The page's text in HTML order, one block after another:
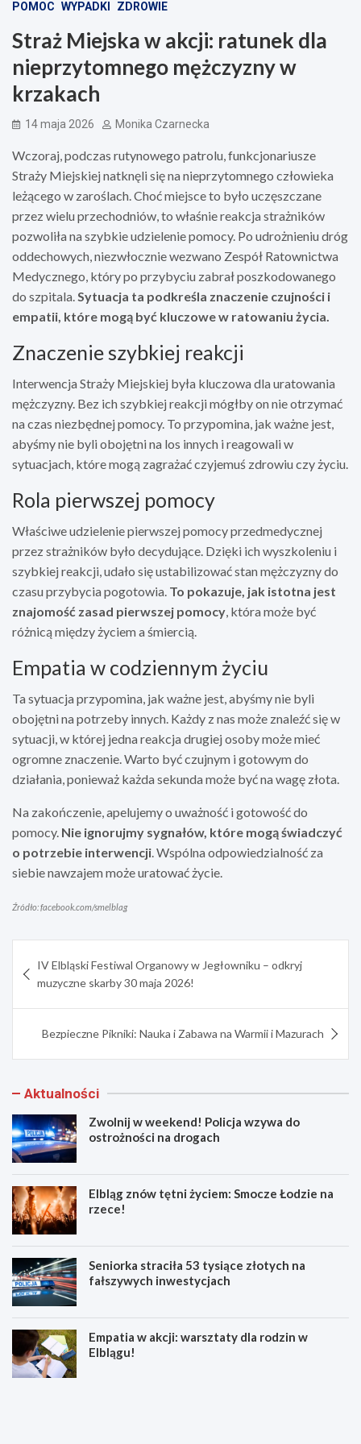
POMOC WYPADKI ZDROWIE
Straż Miejska w akcji: ratunek dla
nieprzytomnego mężczyzny w
krzakach
14 maja 2026 Monika Czarnecka
Wczoraj, podczas rutynowego patrolu, funkcjonariusze
Straży Miejskiej natknęli się na nieprzytomnego człowieka
leżącego w zaroślach. Choć miejsce to było uczęszczane
przez wielu przechodniów, to właśnie reakcja strażników
pozwoliła na szybkie udzielenie pomocy. Po udrożnieniu dróg
oddechowych, niezwłocznie wezwano Zespół Ratownictwa
Medycznego, który po przybyciu zabrał poszkodowanego
do szpitala.Sytuacja ta podkreśla znaczenie czujności i
empatii, które mogą być kluczowe w ratowaniu życia.
Znaczenie szybkiej reakcji
Interwencja Straży Miejskiej była kluczowa dla uratowania
mężczyzny. Bez ich szybkiej reakcji mógłby on nie otrzymać
na czas niezbędnej pomocy. To przypomina, jak ważne jest,
abyśmy nie byli obojętni na los innych i reagowali w
sytuacjach, które mogą zagrażać czyjemuś zdrowiu czy życiu.
Rola pierwszej pomocy
Właściwe udzielenie pierwszej pomocy przedmedycznej
przez strażników było decydujące. Dzięki ich wyszkoleniu i
szybkiej reakcji, udało się ustabilizować stan mężczyzny do
czasu przybycia pogotowia. To pokazuje, jak istotna jest
znajomość zasad pierwszej pomocy, która może być
różnicą między życiem a śmiercią.
Empatia w codziennym życiu
Ta sytuacja przypomina, jak ważne jest, abyśmy nie byli
obojętni na potrzeby innych. Każdy z nas może znaleźć się w
sytuacji, w której jedna reakcja drugiej osoby może mieć
ogromne znaczenie. Warto być czujnym i gotowym do
działania, ponieważ każda sekunda może być na wagę złota.
Na zakończenie, apelujemy o uważność i gotowość do
pomocy. Nie ignorujmy sygnałów, które mogą świadczyć
o potrzebie interwencji. Wspólna odpowiedzialność za
siebie nawzajem może uratować życie.
Źródło: facebook.com/smelblag
wpisu
IV Elbląski Festiwal Organowy w Jegłowniku – odkryj
muzyczne skarby 30 maja 2026!
Bezpieczne Pikniki: Nauka i Zabawa na Warmii i Mazurach
Aktualności
Zwolnij w weekend! Policja wzywa do
ostrożności na drogach
Elbląg znów tętni życiem: Smocze Łodzie na
rzece!
Seniorka straciła 53 tysiące złotych na
fałszywych inwestycjach
Empatia w akcji: warsztaty dla rodzin w
Elblągu!
Z
E